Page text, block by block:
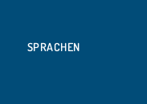
SPRACHEN